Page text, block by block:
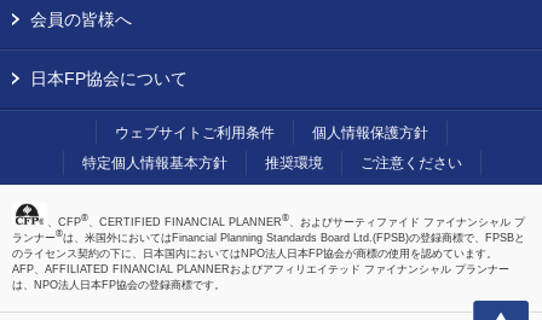
上へ
会員の皆様へ
日本FP協会について
ウェブサイトご利用条件
個人情報保護方針
特定個人情報基本方針
推奨環境 ご注意ください
、CFP®、CERTIFIED FINANCIAL PLANNER®、およびサーティファイド ファイナンシャル プ
ランナー®は、米国外においてはFinancial Planning Standards Board Ltd.(FPSB)の登録商標で、FPSBと
のライセンス契約の下に、日本国内においてはNPO法人日本FP協会が商標の使用を認めています。
AFP、AFFILIATED FINANCIAL PLANNERおよびアフィリエイテッド ファイナンシャル プランナー
は、NPO法人日本FP協会の登録商標です。